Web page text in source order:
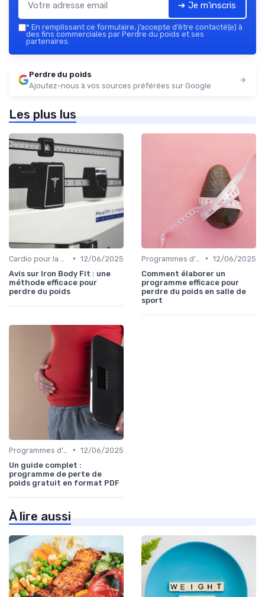
➔ Je m'inscris
* En remplissant ce formulaire, j’accepte d’être contacté(e) à
des fins commerciales par Perdre du poids et ses
partenaires.
Perdre du poids
Ajoutez-nous à vos sources préférées sur Google
Les plus lus
• 12/06/2025
Avis sur Iron Body Fit : une
méthode efficace pour
perdre du poids
• 12/06/2025
Comment élaborer un
programme efficace pour
perdre du poids en salle de
sport
• 12/06/2025
Un guide complet :
programme de perte de
poids gratuit en format PDF
À lire aussi